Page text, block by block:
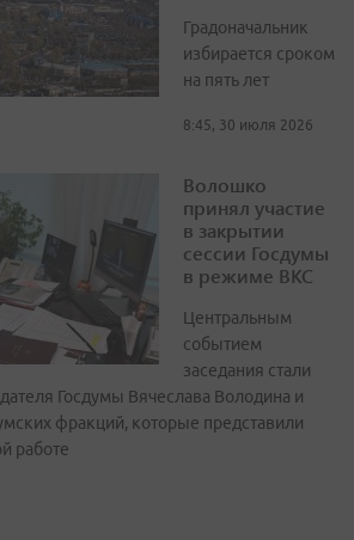
Градоначальник
избирается сроком
на пять лет
8:45, 30 июля 2026
Волошко
принял участие
в закрытии
сессии Госдумы
в режиме ВКС
Центральным
событием
заседания стали
Госдумы Вячеслава Володина и
фракций, которые представили
работе